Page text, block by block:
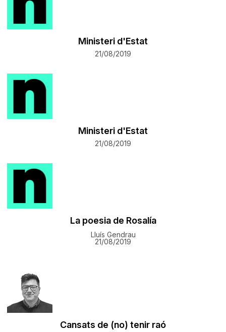
Ministeri d'Estat
21/08/2019
Ministeri d'Estat
21/08/2019
La poesia de Rosalía
Lluís Gendrau
21/08/2019
Cansats de (no) tenir raó